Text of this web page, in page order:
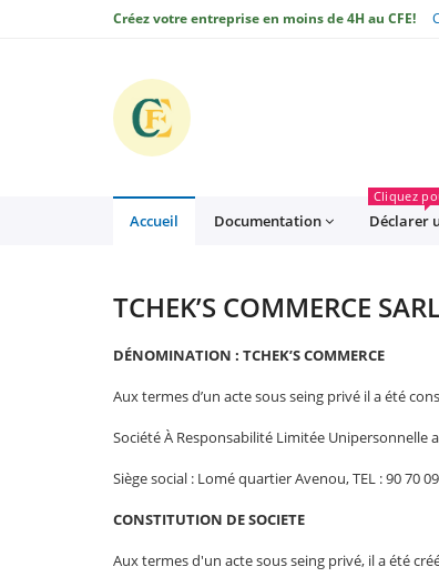
Créez votre entreprise en moins de 4H au CFE!
Accueil Documentation Déclarer
Cliquez
TCHEK’S COMMERCE
DÉNOMINATION : TCHEK’S COMMERCE
Aux termes d’un acte sous seing privé il a été
Société À Responsabilité Limitée Unipersonnelle
Siège social : Lomé quartier Avenou, TEL : 90 70
CONSTITUTION DE SOCIETE
Aux termes d'un acte sous seing privé, il a été